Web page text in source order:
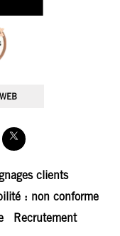
clients
: non conforme
Recrutement